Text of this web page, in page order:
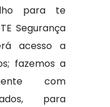
para te
Segurança
acesso a
fazemos a
com
para